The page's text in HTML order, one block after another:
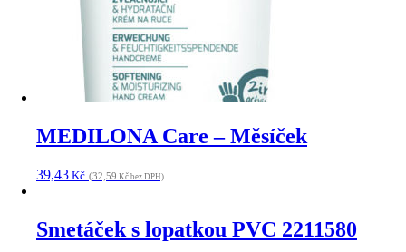
MEDILONA Care – Měsíček
39,43 Kč (32,59 Kč bez DPH)
Smetáček s lopatkou PVC 2211580